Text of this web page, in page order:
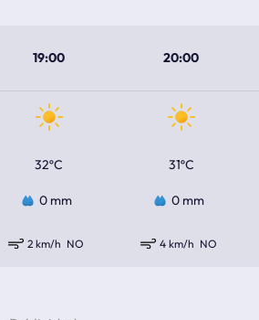
19:00 20:00
32ºC 31ºC
0 mm 0 mm
2 km/h NO 4 km/h NO